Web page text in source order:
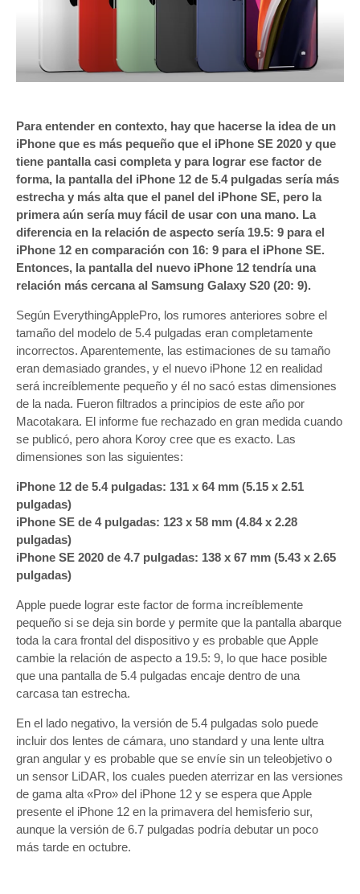
Para entender en contexto, hay que hacerse la idea de un
iPhone que es más pequeño que el iPhone SE 2020 y que
tiene pantalla casi completa y para lograr ese factor de
forma, la pantalla del iPhone 12 de 5.4 pulgadas sería más
estrecha y más alta que el panel del iPhone SE, pero la
primera aún sería muy fácil de usar con una mano. La
diferencia en la relación de aspecto sería 19.5: 9 para el
iPhone 12 en comparación con 16: 9 para el iPhone SE.
Entonces, la pantalla del nuevo iPhone 12 tendría una
relación más cercana al Samsung Galaxy S20 (20: 9).
Según EverythingApplePro, los rumores anteriores sobre el
tamaño del modelo de 5.4 pulgadas eran completamente
incorrectos. Aparentemente, las estimaciones de su tamaño
eran demasiado grandes, y el nuevo iPhone 12 en realidad
será increíblemente pequeño y él no sacó estas dimensiones
de la nada. Fueron filtrados a principios de este año por
Macotakara. El informe fue rechazado en gran medida cuando
se publicó, pero ahora Koroy cree que es exacto. Las
dimensiones son las siguientes:
iPhone 12 de 5.4 pulgadas: 131 x 64 mm (5.15 x 2.51
pulgadas)
iPhone SE de 4 pulgadas: 123 x 58 mm (4.84 x 2.28
pulgadas)
iPhone SE 2020 de 4.7 pulgadas: 138 x 67 mm (5.43 x 2.65
pulgadas)
Apple puede lograr este factor de forma increíblemente
pequeño si se deja sin borde y permite que la pantalla abarque
toda la cara frontal del dispositivo y es probable que Apple
cambie la relación de aspecto a 19.5: 9, lo que hace posible
que una pantalla de 5.4 pulgadas encaje dentro de una
carcasa tan estrecha.
En el lado negativo, la versión de 5.4 pulgadas solo puede
incluir dos lentes de cámara, uno standard y una lente ultra
gran angular y es probable que se envíe sin un teleobjetivo o
un sensor LiDAR, los cuales pueden aterrizar en las versiones
de gama alta «Pro» del iPhone 12 y se espera que Apple
presente el iPhone 12 en la primavera del hemisferio sur,
aunque la versión de 6.7 pulgadas podría debutar un poco
más tarde en octubre.